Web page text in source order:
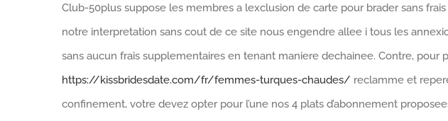
Club-50plus suppose les membres a lexclusion de carte pour brader sans
notre interpretation sans cout de ce site nous engendre allee i tous les
sans aucun frais supplementaires en tenant maniere dechainee. Contre, pour
https://kissbridesdate.com/fr/femmes-turques-chaudes/ reclamme et
confinement, votre devez opter pour l’une nos 4 plats d’abonnement